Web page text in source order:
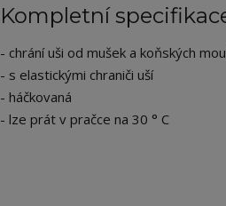
Kompletní
- chrání uši od mušek a koňských
- s elastickými chraniči uší
- háčkovaná
- lze prát v pračce na 30 ° C